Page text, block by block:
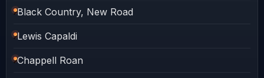
Black Country, New Road
Lewis Capaldi
Chappell Roan